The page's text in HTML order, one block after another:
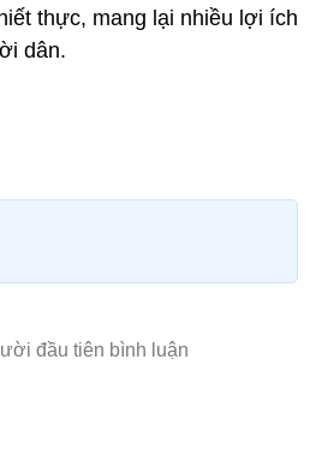
thực, mang lại nhiều lợi ích
dân.